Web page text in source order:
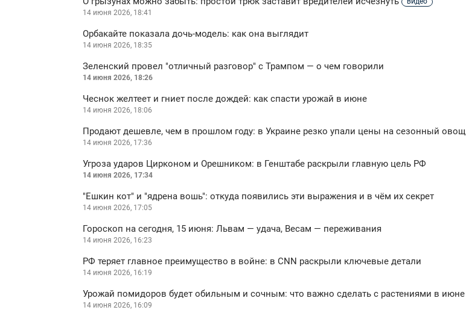
14 июня 2026, 18:41
Орбакайте показала дочь-модель: как она выглядит
14 июня 2026, 18:35
Зеленский провел "отличный разговор" с Трампом — о чем говорили
14 июня 2026, 18:26
Чеснок желтеет и гниет после дождей: как спасти урожай в июне
14 июня 2026, 18:06
Продают дешевле, чем в прошлом году: в Украине резко упали цены на сезонный овощ
14 июня 2026, 17:36
Угроза ударов Цирконом и Орешником: в Генштабе раскрыли главную цель РФ
14 июня 2026, 17:34
"Ешкин кот" и "ядрена вошь": откуда появились эти выражения и в чём их секрет
14 июня 2026, 17:05
Гороскоп на сегодня, 15 июня: Львам — удача, Весам — переживания
14 июня 2026, 16:23
РФ теряет главное преимущество в войне: в CNN раскрыли ключевые детали
14 июня 2026, 16:19
Урожай помидоров будет обильным и сочным: что важно сделать с растениями в июне
14 июня 2026, 16:09